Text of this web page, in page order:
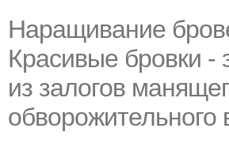
Наращивание
Красивые бровки -
из залогов
обворожительного